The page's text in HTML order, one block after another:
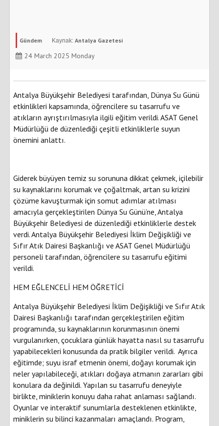
Gündem Antalya Gazetesi
24 March 2025 Monday
Antalya Büyükşehir Belediyesi tarafından, Dünya Su Günü
etkinlikleri kapsamında, öğrencilere su tasarrufu ve
atıkların ayrıştırılmasıyla ilgili eğitim verildi. ASAT Genel
Müdürlüğü de düzenlediği çeşitli etkinliklerle suyun
önemini anlattı.
Giderek büyüyen temiz su sorununa dikkat çekmek, içilebilir
su kaynaklarını korumak ve çoğaltmak, artan su krizini
çözüme kavuşturmak için somut adımlar atılması
amacıyla gerçekleştirilen Dünya Su Günü’ne, Antalya
Büyükşehir Belediyesi de düzenlediği etkinliklerle destek
verdi. Antalya Büyükşehir Belediyesi İklim Değişikliği ve
Sıfır Atık Dairesi Başkanlığı ve ASAT Genel Müdürlüğü
personeli tarafından, öğrencilere su tasarrufu eğitimi
verildi.
HEM EĞLENCELİ HEM ÖĞRETİCİ
Antalya Büyükşehir Belediyesi İklim Değişikliği ve Sıfır Atık
Dairesi Başkanlığı tarafından gerçekleştirilen eğitim
programında, su kaynaklarının korunmasının önemi
vurgulanırken, çocuklara günlük hayatta nasıl su tasarrufu
yapabilecekleri konusunda da pratik bilgiler verildi. Ayrıca
eğitimde; suyu israf etmenin önemi, doğayı korumak için
neler yapılabileceği, atıkları doğaya atmanın zararları gibi
konulara da değinildi. Yapılan su tasarrufu deneyiyle
birlikte, miniklerin konuyu daha rahat anlaması sağlandı.
Oyunlar ve interaktif sunumlarla desteklenen etkinlikte,
miniklerin su bilinci kazanmaları amaçlandı. Program,